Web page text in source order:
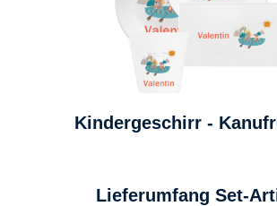
Kindergeschirr -
Lieferumfang Set-